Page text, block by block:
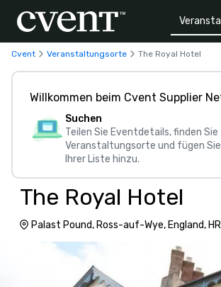
Cvent Veranstaltungsorte The Royal Hotel
Willkommen beim Cvent Supplier
Suchen
Teilen Sie Eventdetails, finden Sie
Veranstaltungsorte und fügen
Ihrer Liste hinzu.
The Royal Hotel
Palast Pound, Ross-auf-Wye, England,